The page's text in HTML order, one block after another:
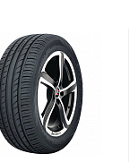
nopeus kasvaa, ja
kovaa vauhtia ja
leveämmät
ajat useimmiten
Kurkista
valmistaja